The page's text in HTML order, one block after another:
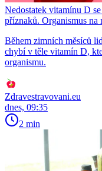
Nedostatek vitamínu D
příznaků. Organismus na
Během zimních měsíců
chybí v těle vitamín D,
organismu.
Zdravestravovani.eu
dnes, 09:35
2 min